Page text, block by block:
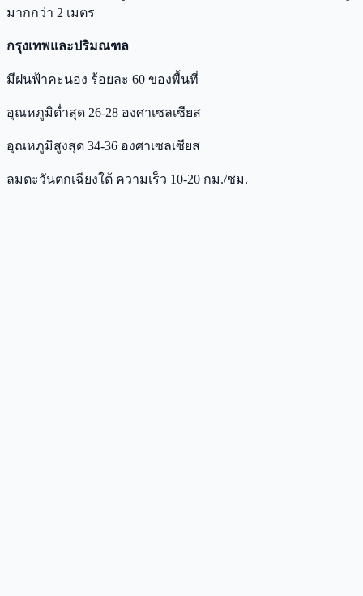
มากกว่า 2 เมตร
กรุงเทพและปริมณฑล
มีฝนฟ้าคะนอง ร้อยละ 60 ของพื้นที่
อุณหภูมิต่ำสุด 26-28 องศาเซลเซียส
อุณหภูมิสูงสุด 34-36 องศาเซลเซียส
ลมตะวันตกเฉียงใต้ ความเร็ว 10-20 กม./ชม.